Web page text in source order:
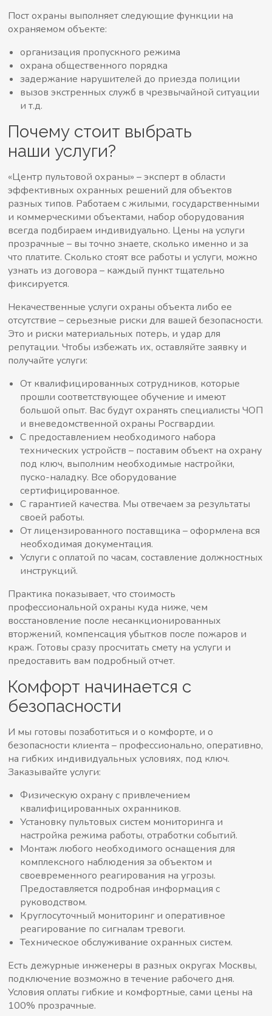
Пост охраны выполняет следующие функции на
охраняемом объекте:
организация пропускного режима
охрана общественного порядка
задержание нарушителей до приезда полиции
вызов экстренных служб в чрезвычайной ситуации
и т.д.
Почему стоит выбрать
наши услуги?
«Центр пультовой охраны» – эксперт в области
эффективных охранных решенийдляобъектов
разных типов. Работаем с жилыми, государственными
и коммерческими объектами, набор оборудования
всегда подбираем индивидуально. Цены на услуги
прозрачные – вы точно знаете, сколько именно и за
что платите. Сколько стоят все работы и услуги, можно
узнать из договора – каждый пункт тщательно
фиксируется.
Некачественные услуги охраны объекта либо ее
отсутствие – серьезные риски для вашей безопасности.
Это и риски материальных потерь, и удар для
репутации. Чтобы избежать их, оставляйте заявку и
получайте услуги:
От квалифицированных сотрудников, которые
прошли соответствующее обучение и имеют
большой опыт. Вас будут охранять специалисты ЧОП
и вневедомственной охраны Росгвардии.
С предоставлением необходимого набора
технических устройств – поставим объект на охрану
под ключ, выполним необходимые настройки,
пуско-наладку. Все оборудование
сертифицированное.
С гарантией качества. Мы отвечаем за результаты
своей работы.
От лицензированного поставщика – оформлена вся
необходимая документация.
Услуги с оплатой по часам, составление должностных
инструкций.
Практика показывает, что стоимость
профессиональной охраны куда ниже, чем
восстановление после несанкционированных
вторжений, компенсация убытков после пожаров и
краж. Готовы сразу просчитать смету на услуги и
предоставить вам подробный отчет.
Комфорт начинается с
безопасности
И мы готовы позаботиться и о комфорте, и о
безопасности клиента – профессионально, оперативно,
на гибких индивидуальных условиях, под ключ.
Заказывайте услуги:
Физическую охрану с привлечением
квалифицированных охранников.
Установку пультовых систем мониторинга и
настройка режима работы, отработки событий.
Монтаж любого необходимого оснащения для
комплексного наблюдения за объектом и
своевременного реагирования на угрозы.
Предоставляется подробная информация с
руководством.
Круглосуточный мониторинг и оперативное
реагирование по сигналам тревоги.
Техническое обслуживание охранных систем.
Есть дежурные инженеры в разных округах Москвы,
подключение возможно в течение рабочего дня.
Условия оплаты гибкие и комфортные, сами цены на
100% прозрачные.